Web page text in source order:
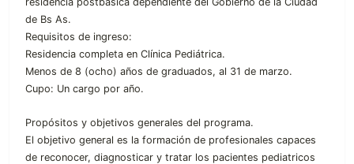
de Bs As.
Requisitos de ingreso:
Residencia completa en Clínica Pediátrica.
Menos de 8 (ocho) años de graduados, al 31 de marzo.
Cupo: Un cargo por año.
Propósitos y objetivos generales del programa.
El objetivo general es la formación de profesionales capaces
de reconocer, diagnosticar y tratar los pacientes pediatricos